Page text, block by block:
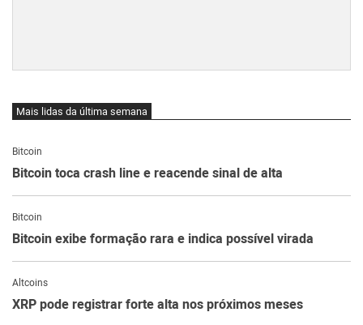
Mais lidas da última semana
Bitcoin
Bitcoin toca crash line e reacende sinal de alta
Bitcoin
Bitcoin exibe formação rara e indica possível virada
Altcoins
XRP pode registrar forte alta nos próximos meses